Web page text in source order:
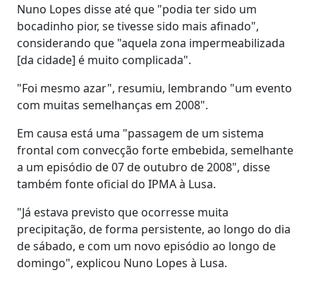
Nuno Lopes disse até que "podia ter sido um
bocadinho pior, se tivesse sido mais afinado",
considerando que "aquela zona impermeabilizada
[da cidade] é muito complicada".
"Foi mesmo azar", resumiu, lembrando "um evento
com muitas semelhanças em 2008".
Em causa está uma "passagem de um sistema
frontal com convecção forte embebida, semelhante
a um episódio de 07 de outubro de 2008", disse
também fonte oficial do IPMA à Lusa.
"Já estava previsto que ocorresse muita
precipitação, de forma persistente, ao longo do dia
de sábado, e com um novo episódio ao longo de
domingo", explicou Nuno Lopes à Lusa.